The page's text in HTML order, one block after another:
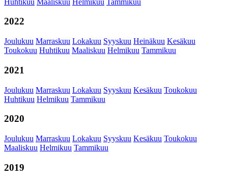
2022
Joulukuu Marraskuu Lokakuu Syyskuu Heinäkuu Kesäkuu
Toukokuu Huhtikuu Maaliskuu Helmikuu Tammikuu
2021
Joulukuu Marraskuu Lokakuu Syyskuu Kesäkuu Toukokuu
Huhtikuu Helmikuu Tammikuu
2020
Joulukuu Marraskuu Lokakuu Syyskuu Kesäkuu Toukokuu
Maaliskuu Helmikuu Tammikuu
2019